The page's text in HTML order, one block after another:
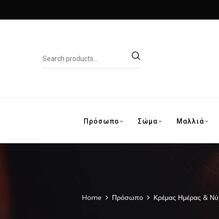
Πρόσωπο Σώμα Μαλλιά
Home Πρόσωπο Κρέμας Ημέρας &